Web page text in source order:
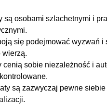
są osobami szlachetnymi i
się podejmować wyzwań i
wierzą.
cenią sobie niezależność i
są zazwyczaj pewne